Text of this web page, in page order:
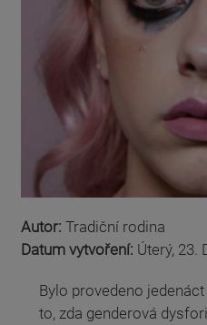
Autor: Tradiční rodina
Datum vytvoření: Úterý, 23.
Bylo provedeno
to, zda genderová